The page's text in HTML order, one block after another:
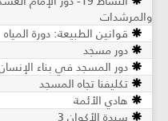
والمرشدات
قوانين الطبيعة: دورة المياه
دور مسجد
دور المسجد في بناء
تكليفنا تجاه المسجد
هادي الأئمة
سيدة الأكوان 3